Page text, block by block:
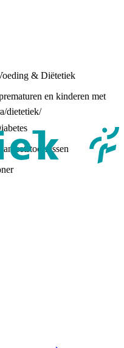
& Diëtetiek
en kinderen met
eetstoornissen
dietetiek/